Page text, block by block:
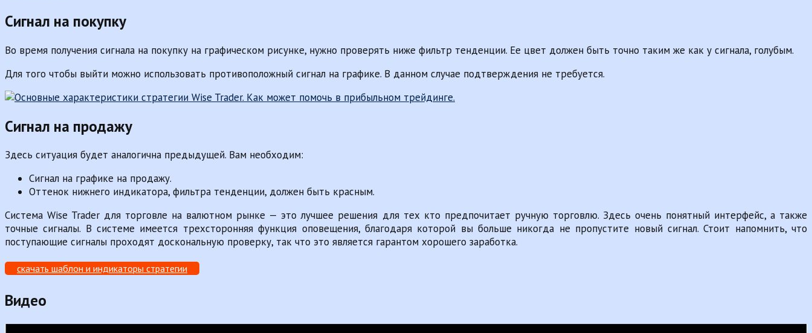
Сигнал на покупку
Во время получения сигнала на покупку на графическом рисунке, нужно проверять ниже фильтр тенденции. Ее цвет должен быть точно таким же как у сигнала, голубым.
Для того чтобы выйти можно использовать противоположный сигнал на графике. В данном случае подтверждения не требуется.
Сигнал на продажу
Здесь ситуация будет аналогична предыдущей. Вам необходим:
Сигнал на графике на продажу.
Оттенок нижнего индикатора, фильтра тенденции, должен быть красным.
Система Wise Trader для торговле на валютном рынке — это лучшее решения для тех кто предпочитает ручную торговлю. Здесь очень понятный интерфейс, а также
точные сигналы. В системе имеется трехсторонняя функция оповещения, благодаря которой вы больше никогда не пропустите новый сигнал. Стоит напомнить, что
поступающие сигналы проходят доскональную проверку, так что это является гарантом хорошего заработка.
скачать шаблон и индикаторы стратегии
Видео